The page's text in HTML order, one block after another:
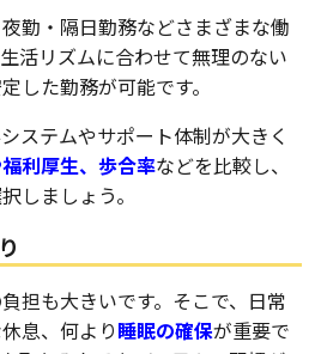
勤・隔日勤務などさまざまな働
活リズムに合わせて無理のない
した勤務が可能です。
ステムやサポート体制が大きく
利厚生、歩合率などを比較し、
しましょう。
担も大きいです。そこで、日常
息、何より睡眠の確保が重要で